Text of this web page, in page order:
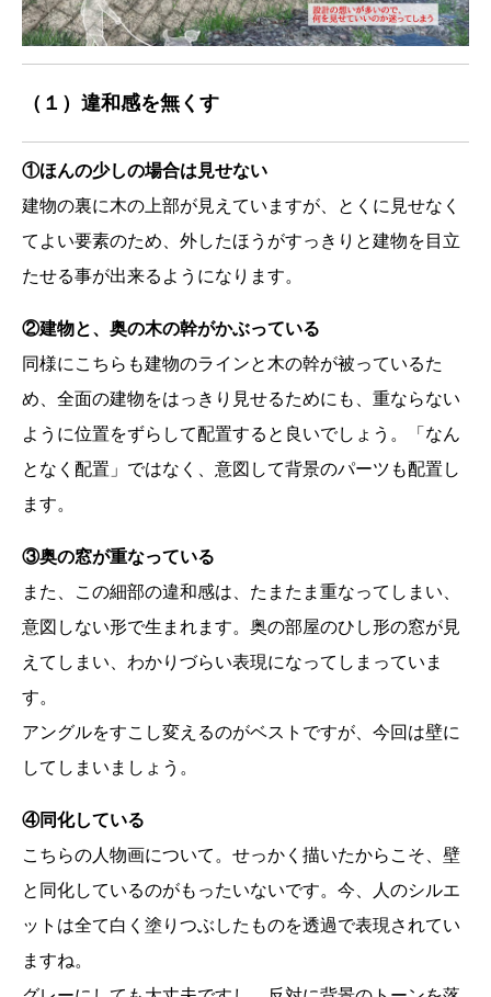
（１）違和感を無くす
①ほんの少しの場合は見せない
建物の裏に木の上部が見えていますが、とくに見せなく
てよい要素のため、外したほうがすっきりと建物を目立
たせる事が出来るようになります。
②建物と、奥の木の幹がかぶっている
同様にこちらも建物のラインと木の幹が被っているた
め、全面の建物をはっきり見せるためにも、重ならない
ように位置をずらして配置すると良いでしょう。「なん
となく配置」ではなく、意図して背景のパーツも配置し
ます。
③奥の窓が重なっている
また、この細部の違和感は、たまたま重なってしまい、
意図しない形で生まれます。奥の部屋のひし形の窓が見
えてしまい、わかりづらい表現になってしまっていま
す。
アングルをすこし変えるのがベストですが、今回は壁に
してしまいましょう。
④同化している
こちらの人物画について。せっかく描いたからこそ、壁
と同化しているのがもったいないです。今、人のシルエ
ットは全て白く塗りつぶしたものを透過で表現されてい
ますね。